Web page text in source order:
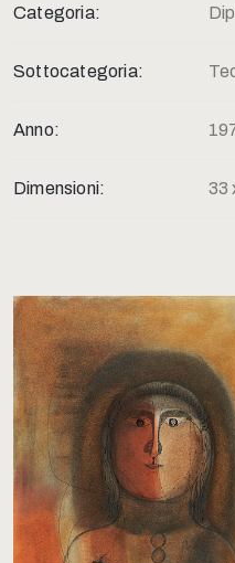
Categoria:
Sottocategoria:
Anno:
Dimensioni: 33